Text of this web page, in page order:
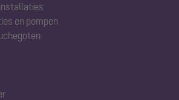
en pompen